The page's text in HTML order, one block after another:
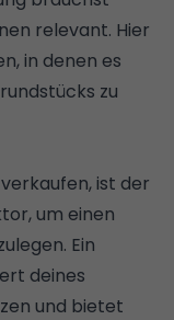
relevant. Hier
in denen es
zu
ist der
um einen
Ein
deines
und bietet